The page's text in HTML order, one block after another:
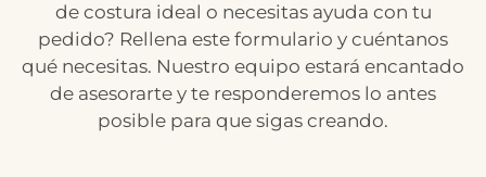
de costura ideal o necesitas ayuda con tu
pedido? Rellena este formulario y cuéntanos
qué necesitas. Nuestro equipo estará encantado
de asesorarte y te responderemos lo antes
posible para que sigas creando.